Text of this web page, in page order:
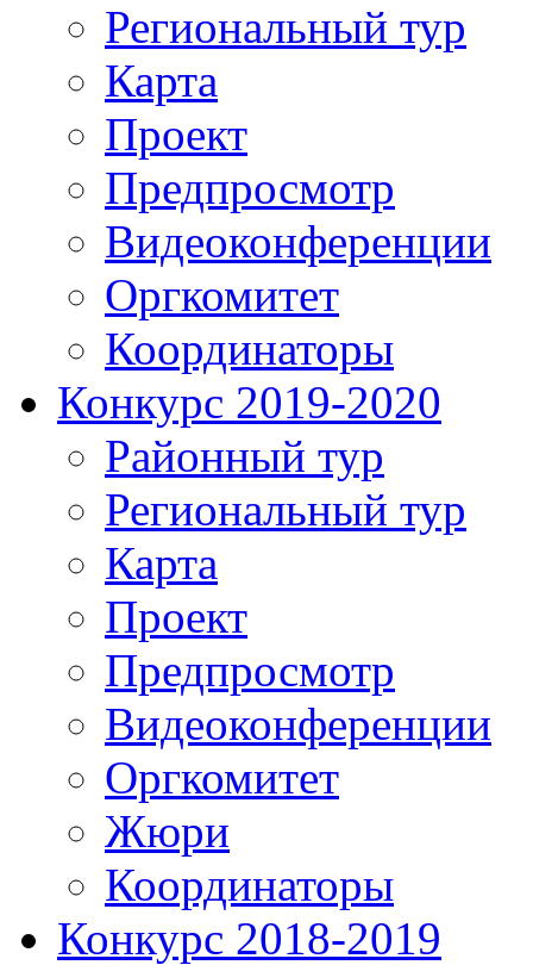
Региональный тур
Карта
Проект
Предпросмотр
Видеоконференции
Оргкомитет
Координаторы
Конкурс 2019-2020
Районный тур
Региональный тур
Карта
Проект
Предпросмотр
Видеоконференции
Оргкомитет
Жюри
Координаторы
Конкурс 2018-2019